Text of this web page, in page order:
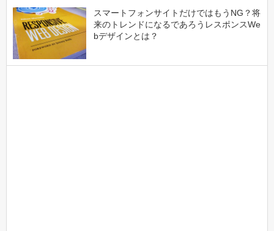
スマートフォンサイトだけではもうNG？将
来のトレンドになるであろうレスポンスWe
bデザインとは？